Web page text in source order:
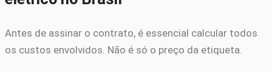
Antes de assinar o contrato, é essencial calcular todos
os custos envolvidos. Não é só o preço da etiqueta.